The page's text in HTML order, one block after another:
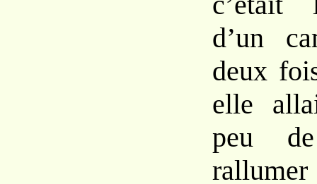
d’un
deux
elle
peu
rallumer